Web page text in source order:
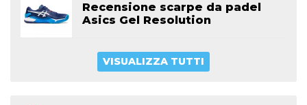
Recensione scarpe da padel
Asics Gel Resolution
VISUALIZZA TUTTI